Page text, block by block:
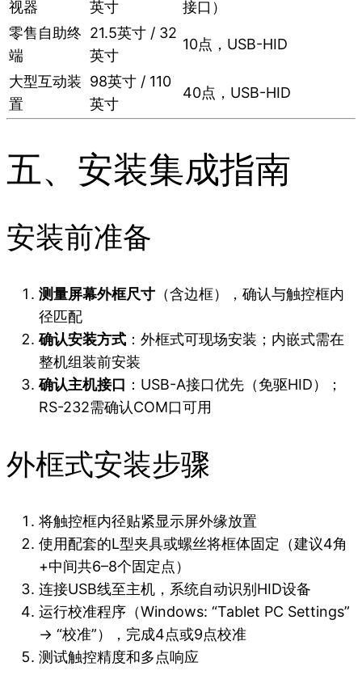
视器
英寸
接口）
零售自助终
端
21.5英寸 / 32
英寸
10点，USB-HID
大型互动装
置
98英寸 / 110
英寸
40点，USB-HID
五、安装集成指南
安装前准备
测量屏幕外框尺寸 （含边框），确认与触控框内
径匹配
确认安装方式 ：外框式可现场安装；内嵌式需在
整机组装前安装
确认主机接口 ：USB-A接口优先（免驱HID）；
RS-232需确认COM口可用
外框式安装步骤
将触控框内径贴紧显示屏外缘放置
使用配套的L型夹具或螺丝将框体固定（建议4角
+中间共6–8个固定点）
连接USB线至主机，系统自动识别HID设备
运行校准程序（Windows: “Tablet PC Settings”
→ “校准”），完成4点或9点校准
测试触控精度和多点响应